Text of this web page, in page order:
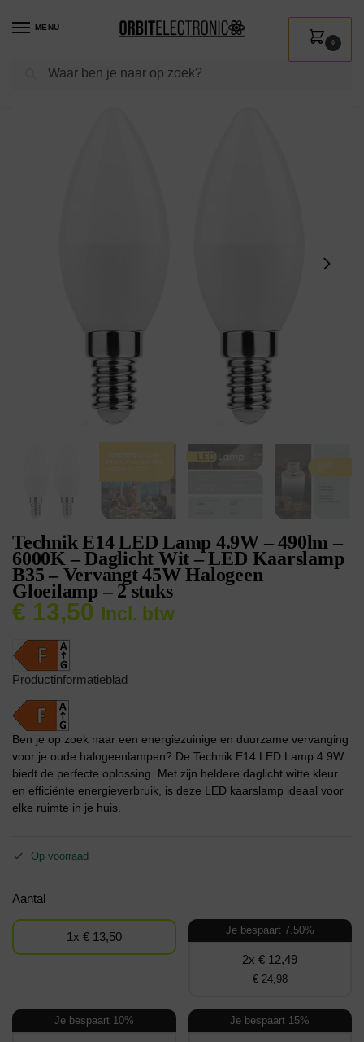
MENU
Zoeken
0
Shop / Verlichting / Lichtbronnen
Technik E14 LED Lamp 4.9W – 490lm –
6000K – Daglicht Wit – LED Kaarslamp
B35 – Vervangt 45W Halogeen
Gloeilamp – 2 stuks
€ 13,50 Incl. btw
Productinformatieblad
Ben je op zoek naar een energiezuinige en duurzame vervanging
voor je oude halogeenlampen? De Technik E14 LED Lamp 4.9W
biedt de perfecte oplossing. Met zijn heldere daglicht witte kleur
en efficiënte energieverbruik, is deze LED kaarslamp ideaal voor
elke ruimte in je huis.
Op voorraad
Aantal
1x € 13,50 Je bespaart 7.50%
2x € 12,49
€ 24,98
Je bespaart 10% Je bespaart 15%